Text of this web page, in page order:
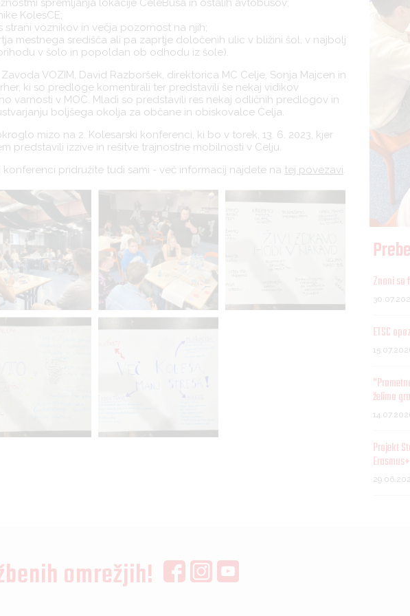
spremljanja lokacije CeleBusa in ostalih avtobusov;
KolesCE;
strani voznikov in večja pozornost na njih;
mestnega središča ali pa zaprtje določenih ulic v bližini šol, v najbolj
v šolo in popoldan ob odhodu iz šole).
VOZIM, David Razboršek, direktorica MC Celje, Sonja Majcen in
ki so predloge komentirali ter predstavili še nekaj vidikov
varnosti v MOC. Mladi so predstavili res nekaj odličnih predlogov in
boljšega okolja za občane in obiskovalce Celja.
mizo na 2. Kolesarski konferenci, ki bo v torek, 13. 6. 2023, kjer
predstavili izzive in rešitve trajnostne mobilnosti v Celju.
konferenci pridružite tudi sami - več informacij najdete na tej povezavi.
Znani so
ETSC
želimo
Projekt
Erasmus+
omrežjih!